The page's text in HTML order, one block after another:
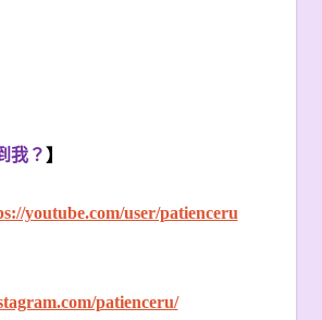
我？ 】
youtube.com/user/patienceru
patienceru/